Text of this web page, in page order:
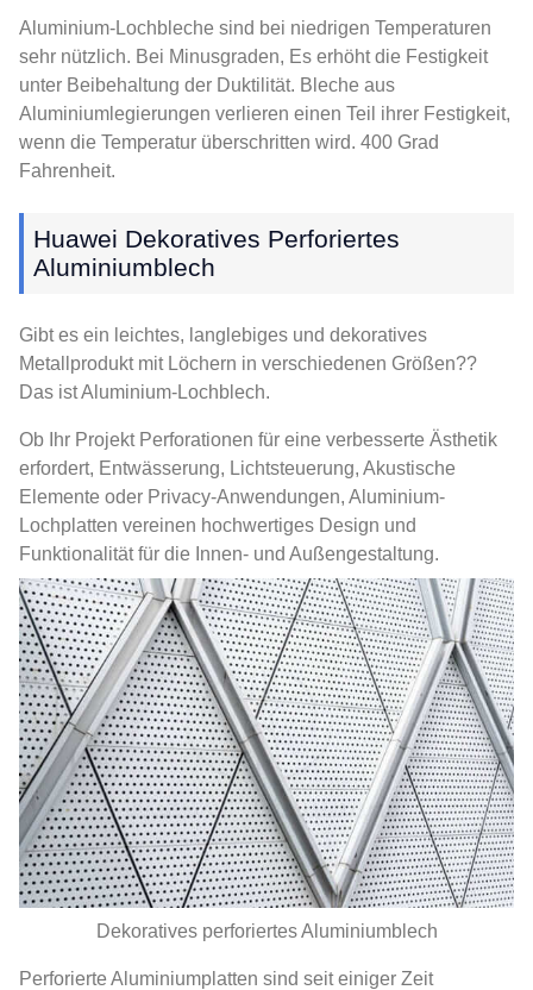
Aluminium-Lochbleche sind bei niedrigen Temperaturen
sehr nützlich. Bei Minusgraden, Es erhöht die Festigkeit
unter Beibehaltung der Duktilität. Bleche aus
Aluminiumlegierungen verlieren einen Teil ihrer Festigkeit,
wenn die Temperatur überschritten wird. 400 Grad
Fahrenheit.
Huawei Dekoratives Perforiertes
Aluminiumblech
Gibt es ein leichtes, langlebiges und dekoratives
Metallprodukt mit Löchern in verschiedenen Größen??
Das ist Aluminium-Lochblech.
Ob Ihr Projekt Perforationen für eine verbesserte Ästhetik
erfordert, Entwässerung, Lichtsteuerung, Akustische
Elemente oder Privacy-Anwendungen, Aluminium-
Lochplatten vereinen hochwertiges Design und
Funktionalität für die Innen- und Außengestaltung.
Dekoratives perforiertes Aluminiumblech
Perforierte Aluminiumplatten sind seit einiger Zeit